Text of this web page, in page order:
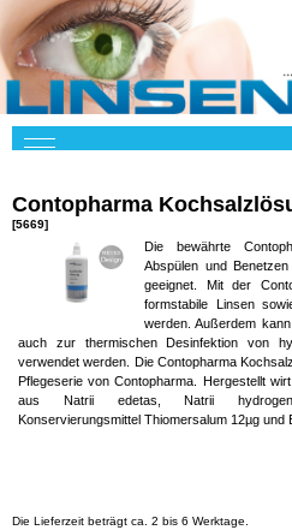
Contopharma
[5669]
Die bewährte
Abspülen und
geeignet. Mit der
formstabile Linsen
werden. Außerdem
auch zur thermischen Desinfektion von
verwendet werden. Die Contopharma
Pflegeserie von Contopharma. Hergestellt
aus Natrii edetas, Natrii
Konservierungsmittel Thiomersalum 12µg und
Die Lieferzeit beträgt ca. 2 bis 6 Werktage.